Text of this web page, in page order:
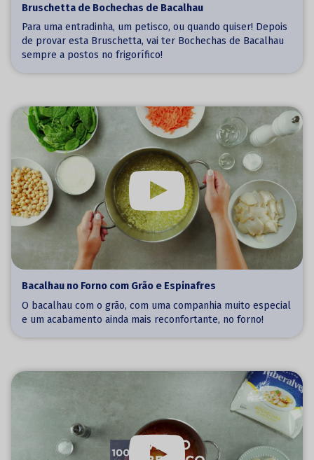
Bruschetta de Bochechas de Bacalhau
Para uma entradinha, um petisco, ou quando quiser! Depois
de provar esta Bruschetta, vai ter Bochechas de Bacalhau
sempre a postos no frigorífico!
Bacalhau no Forno com Grão e Espinafres
O bacalhau com o grão, com uma companhia muito especial
e um acabamento ainda mais reconfortante, no forno!